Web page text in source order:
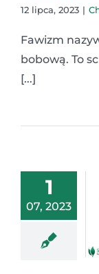
12 lipca, 2023 |
Fawizm
bobową. To
[...]
1
07, 2023